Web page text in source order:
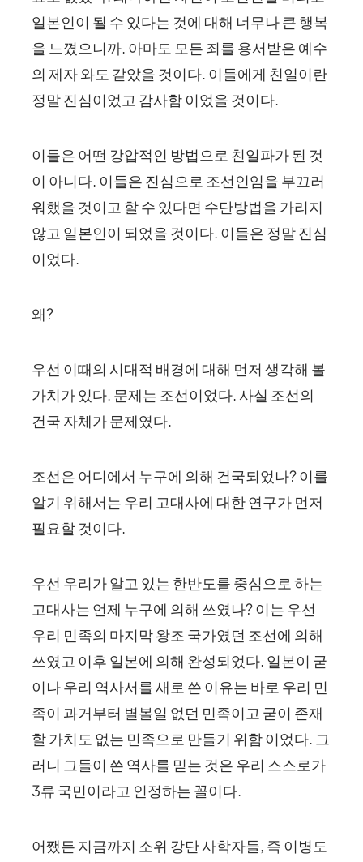
일본인이 될 수 있다는 것에 대해 너무나 큰 행복
을 느꼈으니까. 아마도 모든 죄를 용서받은 예수
의 제자 와도 같았을 것이다. 이들에게 친일이란
정말 진심이었고 감사함 이었을 것이다.
이들은 어떤 강압적인 방법으로 친일파가 된 것
이 아니다. 이들은 진심으로 조선인임을 부끄러
워했을 것이고 할 수 있다면 수단방법을 가리지
않고 일본인이 되었을 것이다. 이들은 정말 진심
이었다.
왜?
우선 이때의 시대적 배경에 대해 먼저 생각해 볼
가치가 있다. 문제는 조선이었다. 사실 조선의
건국 자체가 문제였다.
조선은 어디에서 누구에 의해 건국되었나? 이를
알기 위해서는 우리 고대사에 대한 연구가 먼저
필요할 것이다.
우선 우리가 알고 있는 한반도를 중심으로 하는
고대사는 언제 누구에 의해 쓰였나? 이는 우선
우리 민족의 마지막 왕조 국가였던 조선에 의해
쓰였고 이후 일본에 의해 완성되었다. 일본이 굳
이나 우리 역사서를 새로 쓴 이유는 바로 우리 민
족이 과거부터 별볼일 없던 민족이고 굳이 존재
할 가치도 없는 민족으로 만들기 위함 이었다. 그
러니 그들이 쓴 역사를 믿는 것은 우리 스스로가
3류 국민이라고 인정하는 꼴이다.
어쨌든 지금까지 소위 강단 사학자들, 즉 이병도